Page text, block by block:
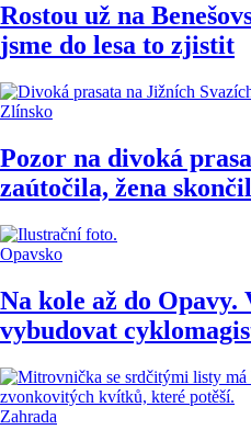
Rostou už na
jsme do lesa to zjistit
Zlínsko
Pozor na divoká
zaútočila, žena
Opavsko
Na kole až do Opavy.
vybudovat
Zahrada